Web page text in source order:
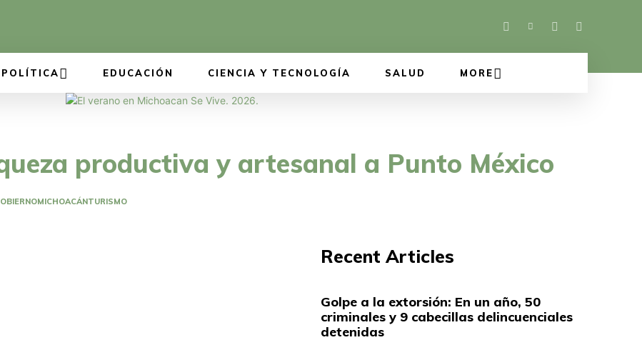
POLÍTICA EDUCACIÓN CIENCIA Y TECNOLOGÍA SALUD MORE
productiva y artesanal a Punto México
MICHOACÁNTURISMO
Recent Articles
Golpe a la extorsión: En un año, 50
criminales y 9 cabecillas delincuenciales
detenidas